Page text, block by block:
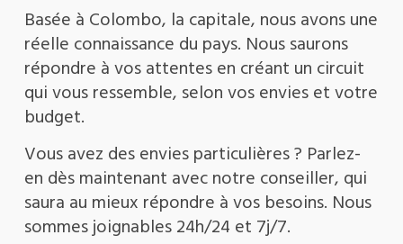
Basée à Colombo, la capitale, nous avons une
réelle connaissance du pays. Nous saurons
répondre à vos attentes en créant un circuit
qui vous ressemble, selon vos envies et votre
budget.
Vous avez des envies particulières ? Parlez-
en dès maintenant avec notre conseiller, qui
saura au mieux répondre à vos besoins. Nous
sommes joignables 24h/24 et 7j/7.